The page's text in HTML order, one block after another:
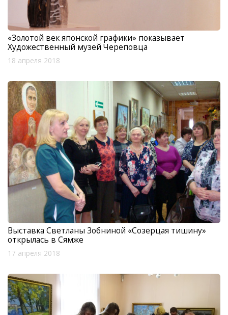
«Золотой век японской графики» показывает
Художественный музей Череповца
18 апреля 2018
Выставка Светланы Зобниной «Созерцая тишину»
открылась в Сямже
17 апреля 2018